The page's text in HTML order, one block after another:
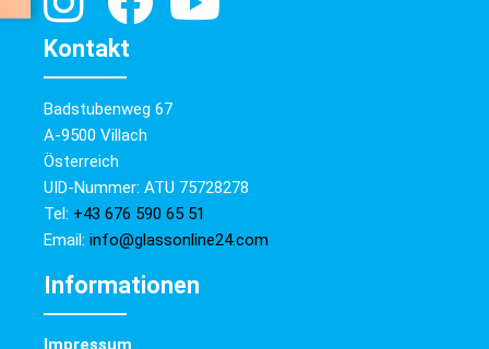
Kontakt
Badstubenweg 67
A-9500 Villach
Österreich
UID-Nummer: ATU 75728278
Tel: +43 676 590 65 51
Email: info@glassonline24.com
Informationen